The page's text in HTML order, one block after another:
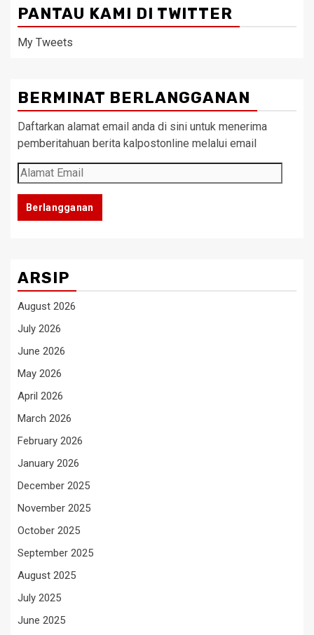
PANTAU KAMI DI TWITTER
My Tweets
BERMINAT BERLANGGANAN
Daftarkan alamat email anda di sini untuk menerima
pemberitahuan berita kalpostonline melalui email
Alamat
Email
Berlangganan
ARSIP
August 2026
July 2026
June 2026
May 2026
April 2026
March 2026
February 2026
January 2026
December 2025
November 2025
October 2025
September 2025
August 2025
July 2025
June 2025